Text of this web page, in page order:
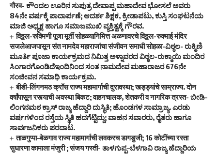
गौरव- ಕೌಂದಲ ಊರಿನ ಸುಪುತ್ರ ದೇವಾಪ್ಪ ಮಹಾದೇವ ಭೋಸಲೆ ಅವರು
84ನೇ ವರ್ಷಕ್ಕೆ ಪಾದಾರ್ಪಣೆ; ಆದರ್ಶ ಶಿಕ್ಷಕ, ಕ್ರೀಡಾಪಟು, ಕುಸ್ತಿ ಸಂಘಟನೆಯ
ಮಾಜಿ ಅಧ್ಯಕ್ಷ ಹಾಗೂ ಸಮಾಜಮುಖಿ ವ್ಯಕ್ತಿತ್ವಕ್ಕೆ ಗೌರವ.
विठ्ठल-रुक्मिणी पूजा मूर्ती सोहळ्यानिमित्त अळणावरचे विठ्ठल-रुक्माई मंदिर
सजलेआजपासून संत नामदेव महाराजांचा संजीवन समाधी सोहळा-ವಿಠ್ಠಲ- ರುಕ್ಮಿಣಿ
ಮೂರ್ತಿ ಪೂಜಾ ಕಾರ್ಯಕ್ರಮದ ನಿಮಿತ್ತ ಅಳ್ನಾವರದ ವಿಠ್ಠಲ-ರುಕ್ಮಾಯಿ ಮಂದಿರ
ಸಿಂಗಾರಗೊಂಡಿದೆಇಂದಿನಿಂದ ಸಂತ ನಾಮದೇವ ಮಹಾರಾಜರ 676ನೇ
ಸಂಜೀವನ ಸಮಾಧಿ ಕಾರ್ಯಕ್ರಮ.
बीडी–लिंगनमठ क्रॉस राज्य महामार्गाची दुरावस्था; खड्ड्यांचे साम्राज्य. दोन
वर्षांपासून रस्त्याची अवस्था बिकट; वाहनचालक, शेतकरी व नागरिक त्रस्त- ಬೀಡಿ–
ಲಿಂಗನಮಠ ಕ್ರಾಸ್ ರಾಜ್ಯ ಹೆದ್ದಾರಿ ದುಸ್ಥಿತಿ; ಹೊಂಡಗಳ ಸಾಮ್ರಾಜ್ಯ. ಎರಡು
ವರ್ಷಗಳಿಂದ ರಸ್ತೆಯ ಸ್ಥಿತಿ ಹದಗೆಟ್ಟಿದ್ದು; ವಾಹನ ಸವಾರರು, ರೈತರು ಹಾಗೂ
ಸಾರ್ವಜನಿಕರು ಪರದಾಟ.
ताळगुप्पा–बेळगाव राज्य महामार्गाची लवकरच डागडुजी; 16 कोटींच्या रस्ता
सुधारणा कामाला मंजुरी ; संजय गस्ती- ತಾಳಗುಪ್ಪ–ಬೆಳಗಾವಿ ರಾಜ್ಯ ಹೆದ್ದಾರಿಯ